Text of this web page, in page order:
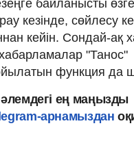
байланысты
кезінде, сөйлесу
кейін. Сондай-ақ
"Танос"
функция да
ең маңызды
арнамыздан